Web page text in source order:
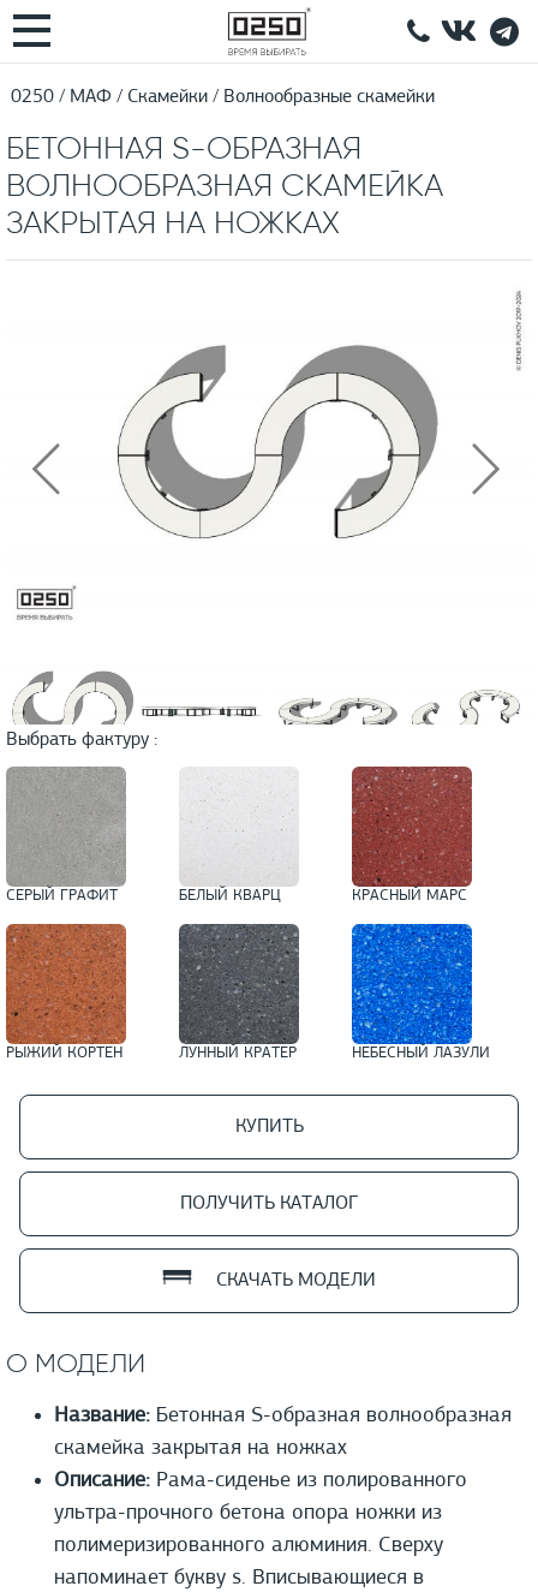
0250 МАФ Скамейки Волнообразные скамейки
БЕТОННАЯ S-ОБРАЗНАЯ
ВОЛНООБРАЗНАЯ СКАМЕЙКА
ЗАКРЫТАЯ НА НОЖКАХ
Выбрать фактуру :
СЕРЫЙ ГРАФИТ БЕЛЫЙ КВАРЦ КРАСНЫЙ МАРС
РЫЖИЙ КОРТЕН ЛУННЫЙ КРАТЕР НЕБЕСНЫЙ ЛАЗУЛИ
КУПИТЬ
ПОЛУЧИТЬ КАТАЛОГ
СКАЧАТЬ МОДЕЛИ
О МОДЕЛИ
Название: Бетонная S-образная волнообразная
скамейка закрытая на ножках
Описание: Рама-сиденье из полированного
ультра-прочного бетона опора ножки из
полимеризированного алюминия. Сверху
напоминает букву s. Вписывающиеся в